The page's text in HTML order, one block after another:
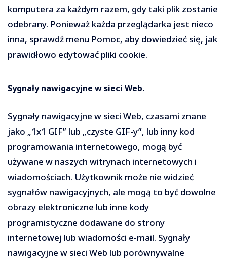
komputera za każdym razem, gdy taki plik zostanie
odebrany. Ponieważ każda przeglądarka jest nieco
inna, sprawdź menu Pomoc, aby dowiedzieć się, jak
prawidłowo edytować pliki cookie.
Sygnały nawigacyjne w sieci Web.
Sygnały nawigacyjne w sieci Web, czasami znane
jako „1x1 GIF” lub „czyste GIF-y”, lub inny kod
programowania internetowego, mogą być
używane w naszych witrynach internetowych i
wiadomościach. Użytkownik może nie widzieć
sygnałów nawigacyjnych, ale mogą to być dowolne
obrazy elektroniczne lub inne kody
programistyczne dodawane do strony
internetowej lub wiadomości e-mail. Sygnały
nawigacyjne w sieci Web lub porównywalne